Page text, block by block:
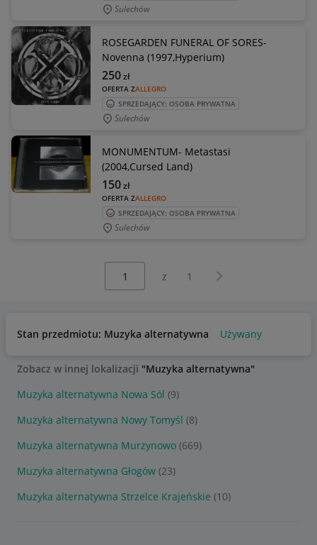
Sulechów
ROSEGARDEN FUNERAL OF SORES-
Novenna (1997,Hyperium)
OFERTA ZALLEGRO
250zł
SPRZEDAJĄCY: OSOBA PRYWATNA
Sulechów
MONUMENTUM- Metastasi
(2004,Cursed Land)
OFERTA ZALLEGRO
150zł
SPRZEDAJĄCY: OSOBA PRYWATNA
Sulechów
z 1 Następna strona
Stan przedmiotu: Muzyka alternatywna Używany
Zobacz w innej lokalizacji "Muzyka alternatywna"
Muzyka alternatywna Nowa Sól (9)
Muzyka alternatywna Nowy Tomyśl (8)
Muzyka alternatywna Murzynowo (669)
Muzyka alternatywna Głogów (23)
Muzyka alternatywna Strzelce Krajeńskie (10)